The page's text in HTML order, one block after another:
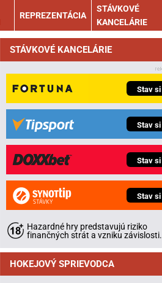
REPREZENTÁCIA
STÁVKOVÉ
KANCELÁRIE
STÁVKOVÉ KANCELÁRIE
Stav si
Stav si
Stav si
Stav si
Hazardné hry predstavujú riziko
finančných strát a vzniku závislosti.
HOKEJOVÝ SPRIEVODCA